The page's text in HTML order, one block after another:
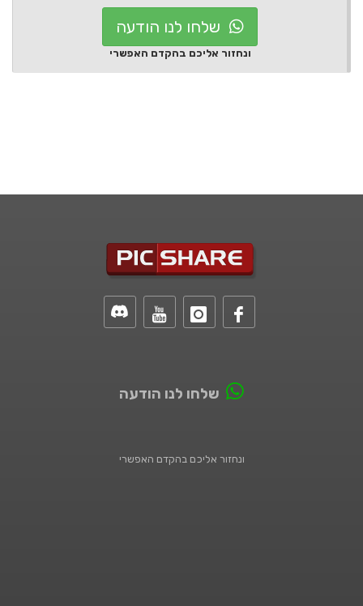
שלחו לנו הודעה
ונחזור אליכם בהקדם האפשרי
שלחו לנו הודעה
ונחזור אליכם בהקדם האפשרי